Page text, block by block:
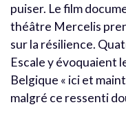
puiser. Le film
théâtre Mercelis
sur la résilience.
Escale y évoquaient
Belgique « ici et
malgré ce ressenti